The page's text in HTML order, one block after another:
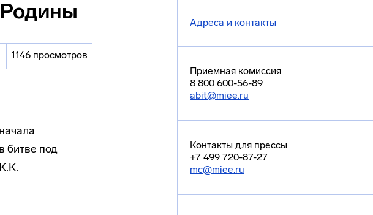
1146 просмотров
битве под
Адреса и контакты
Приемная комиссия
8 800 600-56-89
abit@miee.ru
Контакты для прессы
+7 499 720-87-27
mc@miee.ru